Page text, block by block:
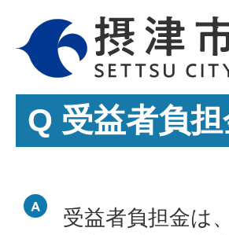
Q 受益者負
受益者負担金は